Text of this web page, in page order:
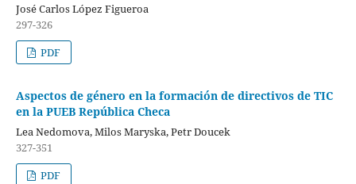
José Carlos López Figueroa
297-326
PDF
Aspectos de género en la formación de directivos de TIC
en la PUEB República Checa
Lea Nedomova, Milos Maryska, Petr Doucek
327-351
PDF